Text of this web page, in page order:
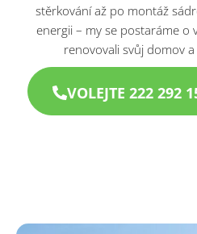
stěrkování až po montáž
energii – my se postaráme o
renovovali svůj domov a
VOLEJTE 222 292